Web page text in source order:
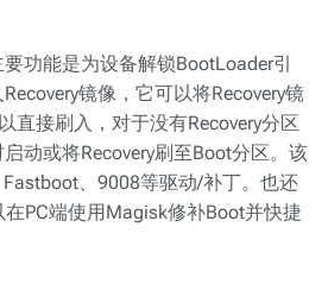
功能是为设备解锁BootLoader引
镜像，它可以将Recovery镜
直接刷入，对于没有Recovery分区
动或将Recovery刷至Boot分区。该
、9008等驱动/补丁。也还
PC端使用Magisk修补Boot并快捷